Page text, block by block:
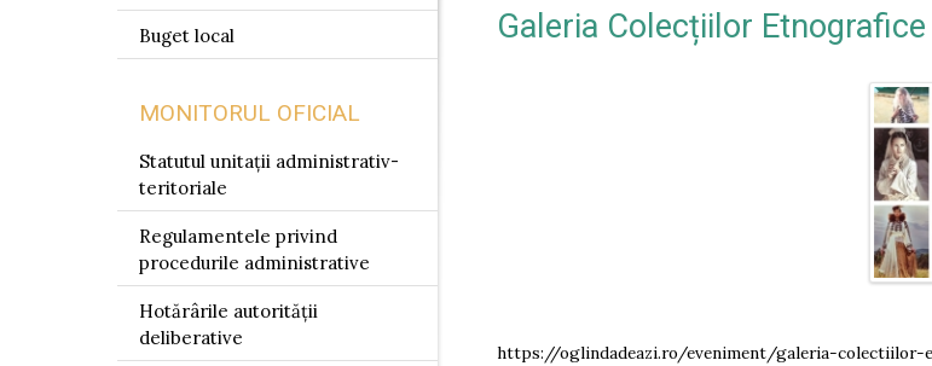
Galeria Colecțiilor
https://oglindadeazi.ro/eveniment/galeria-
Buget local
MONITORUL OFICIAL
Statutul unitații administrativ-
teritoriale
Regulamentele privind
procedurile administrative
Hotărârile autorității
deliberative